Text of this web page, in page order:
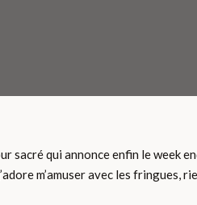
sacré qui annonce enfin le week
m’amuser avec les fringues,